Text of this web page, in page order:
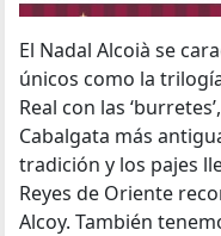
El Nadal Alcoià se
únicos como la
Real con las
Cabalgata más
tradición y los pajes
Reyes de Oriente
Alcoy. También